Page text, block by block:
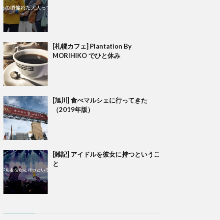
[札幌カフェ] Plantation By
MORIHIKO でひと休み
[旭川] 食べマルシェに行ってきた
（2019年版）
[雑記] アイドルを彼女に持つというこ
と